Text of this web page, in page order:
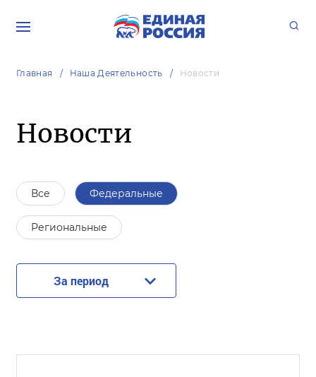
Главная Наша Деятельность Новости
Новости
Все Федеральные
Региональные
За период